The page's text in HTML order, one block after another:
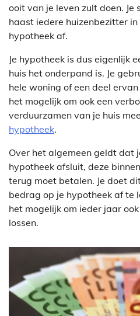
ooit van je leven zult doen. Je
haast iedere huizenbezitter
hypotheek af.
Je hypotheek is dus eigenlijk
huis het onderpand is. Je
hele woning of een deel
het mogelijk om ook een
verduurzamen van je huis
hypotheek.
Over het algemeen geldt dat
hypotheek afsluit, deze
terug moet betalen. Je doet
bedrag op je hypotheek af te
het mogelijk om ieder jaar
lossen.